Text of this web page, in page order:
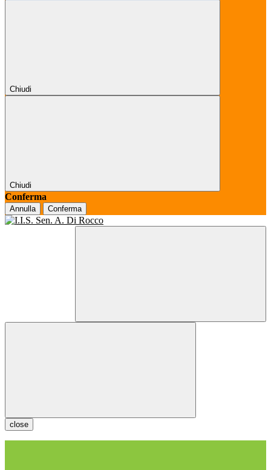
Chiudi
Chiudi
Conferma
Annulla Conferma
close